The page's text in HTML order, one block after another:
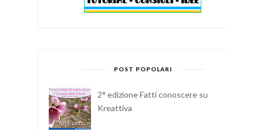
POST POPOLARI
2° edizione Fatti conoscere su
Kreattiva